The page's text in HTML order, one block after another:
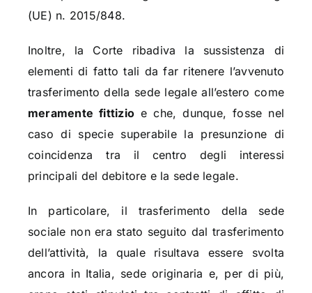
(UE) n. 2015/848.
Inoltre, la Corte ribadiva la sussistenza di
elementi di fatto tali da far ritenere l’avvenuto
trasferimento della sede legale all’estero come
meramente fittizio e che, dunque, fosse nel
caso di specie superabile la presunzione di
coincidenza tra il centro degli interessi
principali del debitore e la sede legale.
In particolare, il trasferimento della sede
sociale non era stato seguito dal trasferimento
dell’attività, la quale risultava essere svolta
ancora in Italia, sede originaria e, per di più,